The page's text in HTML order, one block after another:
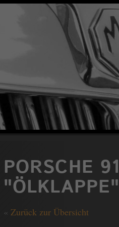
PORSCHE
"ÖLKLAPPE"
«Zurück zur Übersicht